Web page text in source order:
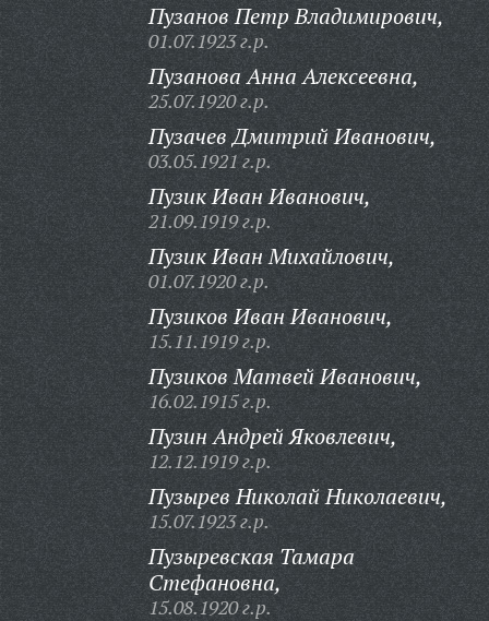
Пузанов Петр Владимирович,
01.07.1923 г.р.
Пузанова Анна Алексеевна,
25.07.1920 г.р.
Пузачев Дмитрий Иванович,
03.05.1921 г.р.
Пузик Иван Иванович,
21.09.1919 г.р.
Пузик Иван Михайлович,
01.07.1920 г.р.
Пузиков Иван Иванович,
15.11.1919 г.р.
Пузиков Матвей Иванович,
16.02.1915 г.р.
Пузин Андрей Яковлевич,
12.12.1919 г.р.
Пузырев Николай Николаевич,
15.07.1923 г.р.
Пузыревская Тамара
Стефановна,
15.08.1920 г.р.